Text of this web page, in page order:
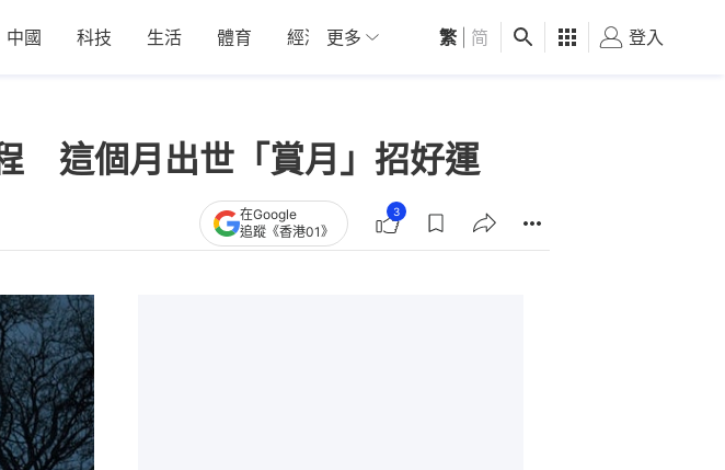
中國 科技 生活 體育 經濟 01深圳 觀點 健康 好食玩飛
更多 繁 简 登入
這個月出世「賞月」招好運
在Google
追蹤《香港01》
3